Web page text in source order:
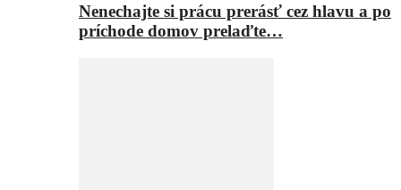
Nenechajte si prácu prerásť cez hlavu a po
príchode domov prelaďte…